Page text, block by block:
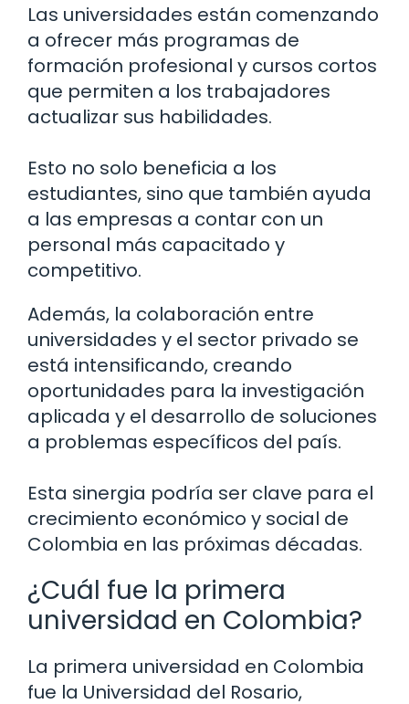
Las universidades están comenzando
a ofrecer más programas de
formación profesional y cursos cortos
que permiten a los trabajadores
actualizar sus habilidades.
Esto no solo beneficia a los
estudiantes, sino que también ayuda
a las empresas a contar con un
personal más capacitado y
competitivo.
Además, la colaboración entre
universidades y el sector privado se
está intensificando, creando
oportunidades para la investigación
aplicada y el desarrollo de soluciones
a problemas específicos del país.
Esta sinergia podría ser clave para el
crecimiento económico y social de
Colombia en las próximas décadas.
¿Cuál fue la primera
universidad en Colombia?
La primera universidad en Colombia
fue la Universidad del Rosario,